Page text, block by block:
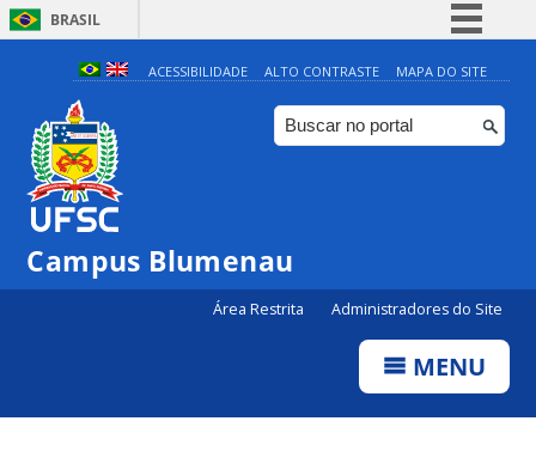
BRASIL
Simplifique!
Comunica BR
Participe
ACESSIBILIDADE ALTO CONTRASTE MAPA DO SITE
Campus Blumenau
Área Restrita Administradores do Site
MENU